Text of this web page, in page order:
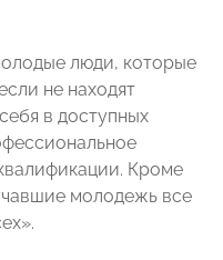
люди, которые
не находят
в доступных
Кроме
молодежь все